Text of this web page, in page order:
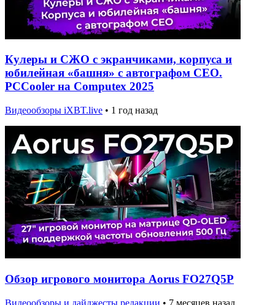
Кулеры и СЖО с экранчиками, корпуса и
юбилейная «башня» с автографом CEO.
PCCooler на Computex 2025
Видеообзоры iXBT.live • 1 год назад
Обзор игрового монитора Aorus FO27Q5P
Видеообзоры и дайджесты редакции • 7 месяцев назад